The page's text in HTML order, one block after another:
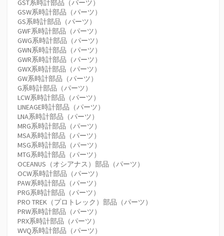
GST系時計部品（パーツ）
GSW系時計部品（パーツ）
GS系時計部品（パーツ）
GWF系時計部品（パーツ）
GWG系時計部品（パーツ）
GWN系時計部品（パーツ）
GWR系時計部品（パーツ）
GWX系時計部品（パーツ）
GW系時計部品（パーツ）
G系時計部品（パーツ）
LCW系時計部品（パーツ）
LINEAGE時計部品（パーツ）
LNA系時計部品（パーツ）
MRG系時計部品（パーツ）
MSA系時計部品（パーツ）
MSG系時計部品（パーツ）
MTG系時計部品（パーツ）
OCEANUS（オシアナス）部品（パーツ）
OCW系時計部品（パーツ）
PAW系時計部品（パーツ）
PRG系時計部品（パーツ）
PRO TREK（プロトレック）部品（パーツ）
PRW系時計部品（パーツ）
PRX系時計部品（パーツ）
WVQ系時計部品（パーツ）